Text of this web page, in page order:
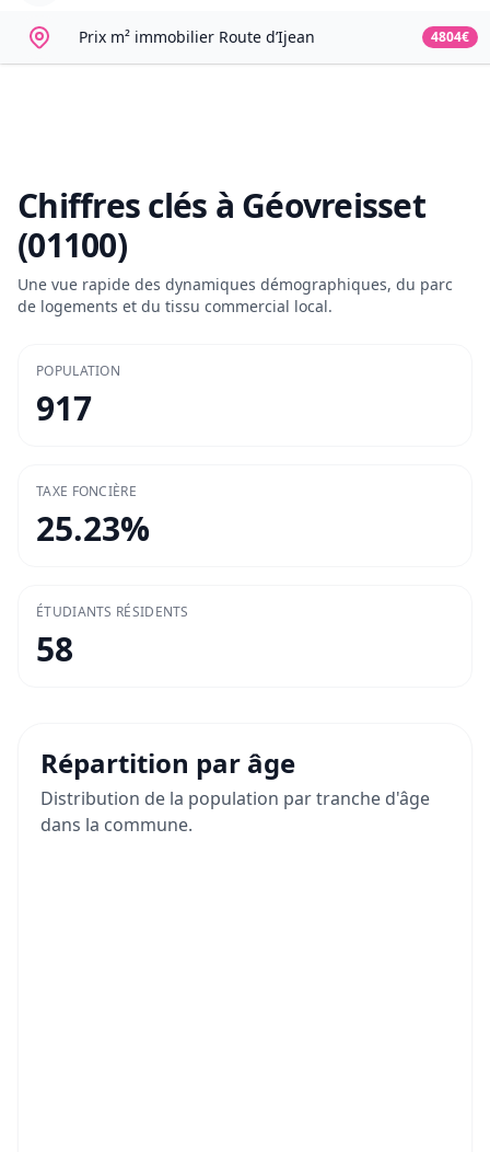
Prix m² immobilier Route d’Ijean 4804€
Chiffres clés à Géovreisset
(01100)
Une vue rapide des dynamiques démographiques, du parc
de logements et du tissu commercial local.
POPULATION
917
TAXE FONCIÈRE
25.23%
ÉTUDIANTS RÉSIDENTS
58
Répartition par âge
Distribution de la population par tranche d'âge
dans la commune.